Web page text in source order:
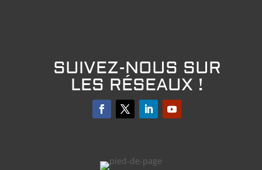
SUIVEZ-NOUS SUR
LES RÉSEAUX !